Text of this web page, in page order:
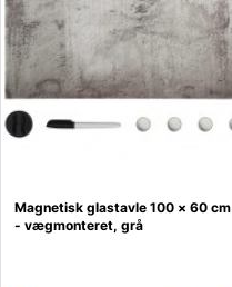
Magnetisk glastavle 100 × 60 cm
- vægmonteret, grå